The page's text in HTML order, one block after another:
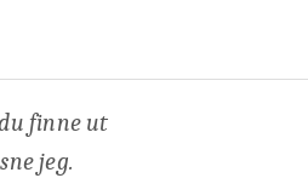
finne ut
jeg.